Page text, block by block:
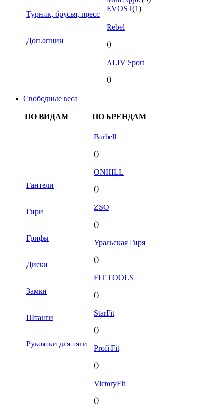
Турник, брусья, пресс
Доп.опции
EVOST(1)
Rebel
()
ALIV Sport
()
Свободные веса
ПО ВИДАМ ПО БРЕНДАМ
Гантели
Гири
Грифы
Диски
Замки
Штанги
Рукоятки для тяги
Barbell
()
ONHILL
()
ZSO
()
Уральская Гиря
()
FIT TOOLS
()
StarFit
()
Profi Fit
()
VictoryFit
()